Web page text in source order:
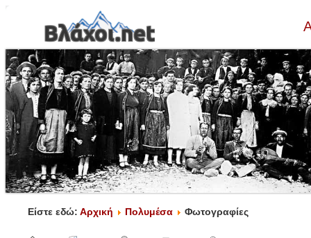
Είστε εδώ: Αρχική Πολυμέσα Φωτογραφίες